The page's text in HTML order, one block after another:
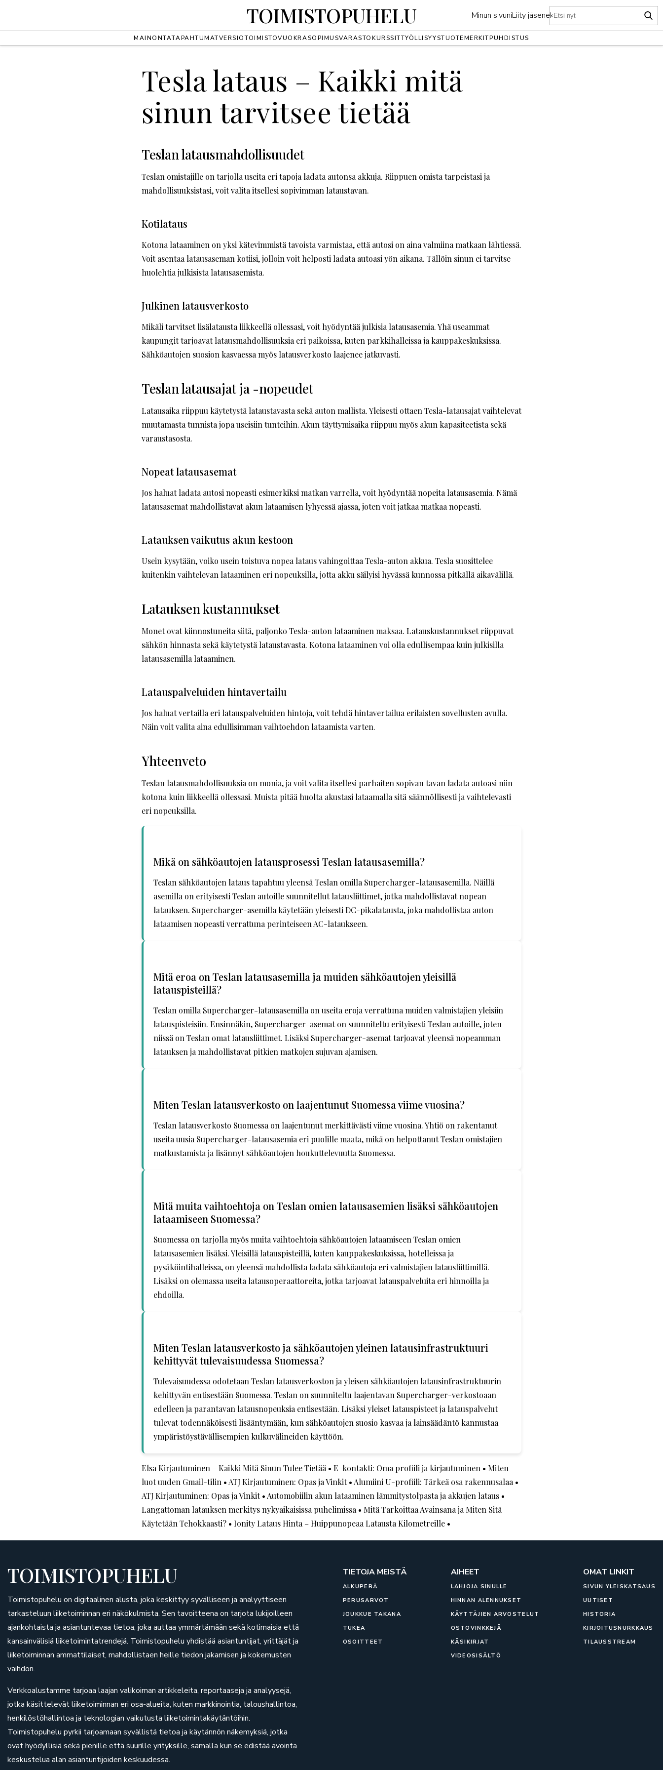
TOIMISTOPUHELU Minun sivuniLiity jäseneksi
MAINONTATAPAHTUMATVERSIOTOIMISTOVUOKRASOPIMUSVARASTOKURSSITTYÖLLISYYSTUOTEMERKITPUHDISTUS
Tesla lataus – Kaikki mitä
sinun tarvitsee tietää
Teslan latausmahdollisuudet
Teslan omistajille on tarjolla useita eri tapoja ladata autonsa akkuja. Riippuen omista tarpeistasi ja
mahdollisuuksistasi, voit valita itsellesi sopivimman lataustavan.
Kotilataus
Kotona lataaminen on yksi kätevimmistä tavoista varmistaa, että autosi on aina valmiina matkaan lähtiessä.
Voit asentaa latausaseman kotiisi, jolloin voit helposti ladata autoasi yön aikana. Tällöin sinun ei tarvitse
huolehtia julkisista latausasemista.
Julkinen latausverkosto
Mikäli tarvitset lisälatausta liikkeellä ollessasi, voit hyödyntää julkisia latausasemia. Yhä useammat
kaupungit tarjoavat latausmahdollisuuksia eri paikoissa, kuten parkkihalleissa ja kauppakeskuksissa.
Sähköautojen suosion kasvaessa myös latausverkosto laajenee jatkuvasti.
Teslan latausajat ja -nopeudet
Latausaika riippuu käytetystä lataustavasta sekä auton mallista. Yleisesti ottaen Tesla-latausajat vaihtelevat
muutamasta tunnista jopa useisiin tunteihin. Akun täyttymisaika riippuu myös akun kapasiteetista sekä
varaustasosta.
Nopeat latausasemat
Jos haluat ladata autosi nopeasti esimerkiksi matkan varrella, voit hyödyntää nopeita latausasemia. Nämä
latausasemat mahdollistavat akun lataamisen lyhyessä ajassa, joten voit jatkaa matkaa nopeasti.
Latauksen vaikutus akun kestoon
Usein kysytään, voiko usein toistuva nopea lataus vahingoittaa Tesla-auton akkua. Tesla suosittelee
kuitenkin vaihtelevan lataaminen eri nopeuksilla, jotta akku säilyisi hyvässä kunnossa pitkällä aikavälillä.
Latauksen kustannukset
Monet ovat kiinnostuneita siitä, paljonko Tesla-auton lataaminen maksaa. Latauskustannukset riippuvat
sähkön hinnasta sekä käytetystä lataustavasta. Kotona lataaminen voi olla edullisempaa kuin julkisilla
latausasemilla lataaminen.
Latauspalveluiden hintavertailu
Jos haluat vertailla eri latauspalveluiden hintoja, voit tehdä hintavertailua erilaisten sovellusten avulla.
Näin voit valita aina edullisimman vaihtoehdon lataamista varten.
Yhteenveto
Teslan latausmahdollisuuksia on monia, ja voit valita itsellesi parhaiten sopivan tavan ladata autoasi niin
kotona kuin liikkeellä ollessasi. Muista pitää huolta akustasi lataamalla sitä säännöllisesti ja vaihtelevasti
eri nopeuksilla.
Mikä on sähköautojen latausprosessi Teslan latausasemilla?
Teslan sähköautojen lataus tapahtuu yleensä Teslan omilla Supercharger-latausasemilla. Näillä
asemilla on erityisesti Teslan autoille suunnitellut latausliittimet, jotka mahdollistavat nopean
latauksen. Supercharger-asemilla käytetään yleisesti DC-pikalatausta, joka mahdollistaa auton
lataamisen nopeasti verrattuna perinteiseen AC-lataukseen.
Mitä eroa on Teslan latausasemilla ja muiden sähköautojen yleisillä
latauspisteillä?
Teslan omilla Supercharger-latausasemilla on useita eroja verrattuna muiden valmistajien yleisiin
latauspisteisiin. Ensinnäkin, Supercharger-asemat on suunniteltu erityisesti Teslan autoille, joten
niissä on Teslan omat latausliittimet. Lisäksi Supercharger-asemat tarjoavat yleensä nopeamman
latauksen ja mahdollistavat pitkien matkojen sujuvan ajamisen.
Miten Teslan latausverkosto on laajentunut Suomessa viime vuosina?
Teslan latausverkosto Suomessa on laajentunut merkittävästi viime vuosina. Yhtiö on rakentanut
useita uusia Supercharger-latausasemia eri puolille maata, mikä on helpottanut Teslan omistajien
matkustamista ja lisännyt sähköautojen houkuttelevuutta Suomessa.
Mitä muita vaihtoehtoja on Teslan omien latausasemien lisäksi sähköautojen
lataamiseen Suomessa?
Suomessa on tarjolla myös muita vaihtoehtoja sähköautojen lataamiseen Teslan omien
latausasemien lisäksi. Yleisillä latauspisteillä, kuten kauppakeskuksissa, hotelleissa ja
pysäköintihalleissa, on yleensä mahdollista ladata sähköautoja eri valmistajien latausliittimillä.
Lisäksi on olemassa useita latausoperaattoreita, jotka tarjoavat latauspalveluita eri hinnoilla ja
ehdoilla.
Miten Teslan latausverkosto ja sähköautojen yleinen latausinfrastruktuuri
kehittyvät tulevaisuudessa Suomessa?
Tulevaisuudessa odotetaan Teslan latausverkoston ja yleisen sähköautojen latausinfrastruktuurin
kehittyvän entisestään Suomessa. Teslan on suunniteltu laajentavan Supercharger-verkostoaan
edelleen ja parantavan latausnopeuksia entisestään. Lisäksi yleiset latauspisteet ja latauspalvelut
tulevat todennäköisesti lisääntymään, kun sähköautojen suosio kasvaa ja lainsäädäntö kannustaa
ympäristöystävällisempien kulkuvälineiden käyttöön.
Elsa Kirjautuminen – Kaikki Mitä Sinun Tulee Tietää • E-kontakti: Oma profiili ja kirjautuminen • Miten
luot uuden Gmail-tilin • ATJ Kirjautuminen: Opas ja Vinkit• Alumiini U-profiili: Tärkeä osa rakennusalaa •
ATJ Kirjautuminen: Opas ja Vinkit• Automobiilin akun lataaminen lämmitystolpasta ja akkujen lataus •
Langattoman latauksen merkitys nykyaikaisissa puhelimissa • Mitä Tarkoittaa Avainsana ja Miten Sitä
Käytetään Tehokkaasti? • Ionity Lataus Hinta – Huippunopeaa Latausta Kilometreille •
TOIMISTOPUHELU
Toimistopuhelu on digitaalinen alusta, joka keskittyy syvälliseen ja analyyttiseen
tarkasteluun liiketoiminnan eri näkökulmista. Sen tavoitteena on tarjota lukijoilleen
ajankohtaista ja asiantuntevaa tietoa, joka auttaa ymmärtämään sekä kotimaisia että
kansainvälisiä liiketoimintatrendejä. Toimistopuhelu yhdistää asiantuntijat, yrittäjät ja
liiketoiminnan ammattilaiset, mahdollistaen heille tiedon jakamisen ja kokemusten
vaihdon.
Verkkoalustamme tarjoaa laajan valikoiman artikkeleita, reportaaseja ja analyysejä,
jotka käsittelevät liiketoiminnan eri osa-alueita, kuten markkinointia, taloushallintoa,
henkilöstöhallintoa ja teknologian vaikutusta liiketoimintakäytäntöihin.
Toimistopuhelu pyrkii tarjoamaan syvällistä tietoa ja käytännön näkemyksiä, jotka
ovat hyödyllisiä sekä pienille että suurille yrityksille, samalla kun se edistää avointa
keskustelua alan asiantuntijoiden keskuudessa.
TIETOJA MEISTÄ
ALKUPERÄ
PERUSARVOT
JOUKKUE TAKANA
TUKEA
OSOITTEET
AIHEET
LAHJOJA SINULLE
HINNAN ALENNUKSET
KÄYTTÄJIEN ARVOSTELUT
OSTOVINKKEJÄ
KÄSIKIRJAT
VIDEOSISÄLTÖ
OMAT LINKIT
SIVUN YLEISKATSAUS
UUTISET
HISTORIA
KIRJOITUSNURKKAUS
TILAUSSTREAM